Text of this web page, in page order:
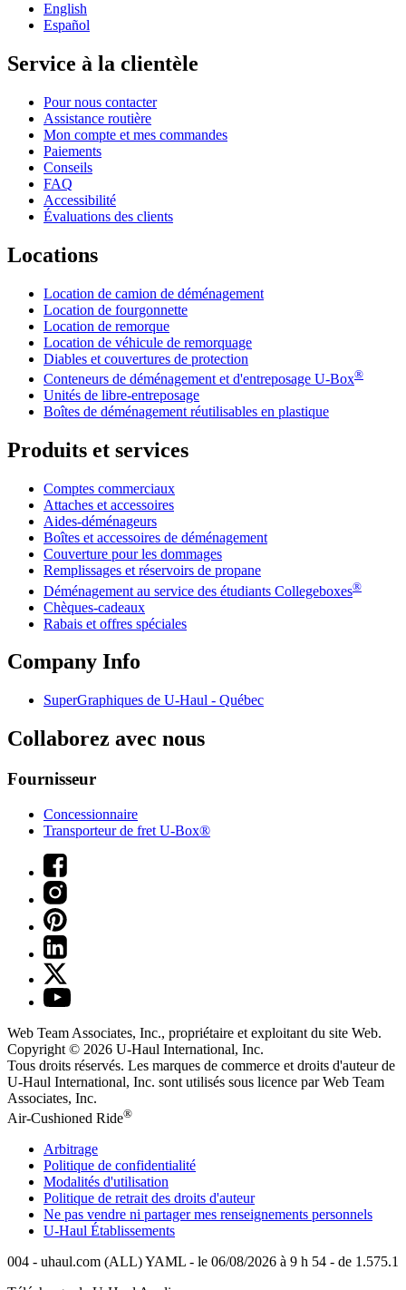
English
Español
Service à la clientèle
Pour nous contacter
Assistance routière
Mon compte et mes commandes
Paiements
Conseils
FAQ
Accessibilité
Évaluations des clients
Locations
Location de camion de déménagement
Location de fourgonnette
Location de remorque
Location de véhicule de remorquage
Diables et couvertures de protection
Conteneurs de déménagement et d'entreposage U-Box®
Unités de libre-entreposage
Boîtes de déménagement réutilisables en plastique
Produits et services
Comptes commerciaux
Attaches et accessoires
Aides-déménageurs
Boîtes et accessoires de déménagement
Couverture pour les dommages
Remplissages et réservoirs de propane
Déménagement au service des étudiants Collegeboxes®
Chèques-cadeaux
Rabais et offres spéciales
Company Info
SuperGraphiques de U-Haul - Québec
Collaborez avec nous
Fournisseur
Concessionnaire
Transporteur de fret U-Box®
Web Team Associates, Inc., propriétaire et exploitant du site Web.
Copyright © 2026 U-Haul International, Inc.
Tous droits réservés. Les marques de commerce et droits d'auteur de
U-Haul International, Inc. sont utilisés sous licence par Web Team
Associates, Inc.
Air-Cushioned Ride®
Arbitrage
Politique de confidentialité
Modalités d'utilisation
Politique de retrait des droits d'auteur
Ne pas vendre ni partager mes renseignements personnels
U-Haul Établissements
004 - uhaul.com (ALL) YAML - le 06/08/2026 à 9 h 54 - de 1.575.1